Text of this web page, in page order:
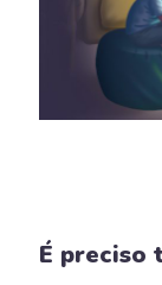
É preciso